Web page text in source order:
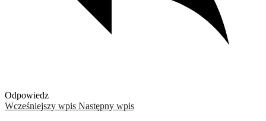
Odpowiedz
Wcześniejszy wpis Następny wpis